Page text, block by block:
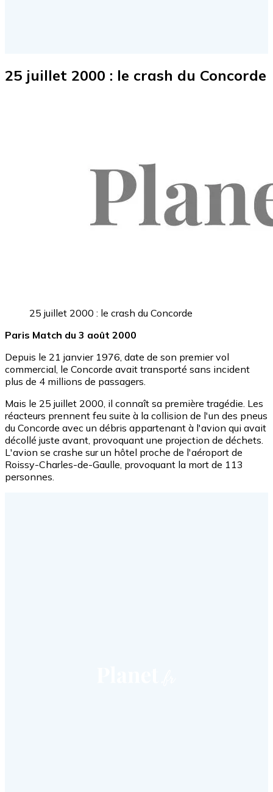
25 juillet 2000 : le crash du Concorde
25 juillet 2000 : le crash du Concorde
Paris Match du 3 août 2000
Depuis le 21 janvier 1976, date de son premier vol
commercial, le Concorde avait transporté sans incident
plus de 4 millions de passagers.
Mais le 25 juillet 2000, il connaît sa première tragédie. Les
réacteurs prennent feu suite à la collision de l'un des pneus
du Concorde avec un débris appartenant à l'avion qui avait
décollé juste avant, provoquant une projection de déchets.
L'avion se crashe sur un hôtel proche de l'aéroport de
Roissy-Charles-de-Gaulle, provoquant la mort de 113
personnes.